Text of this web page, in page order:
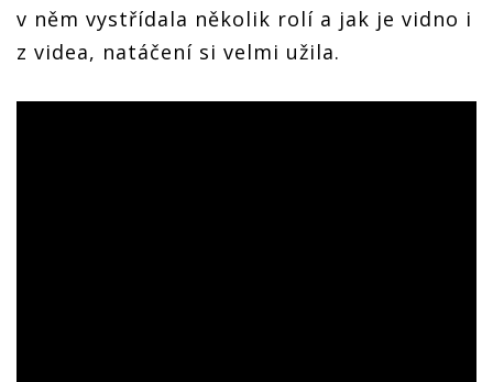
v něm vystřídala několik rolí a jak je vidno i
z videa, natáčení si velmi užila.